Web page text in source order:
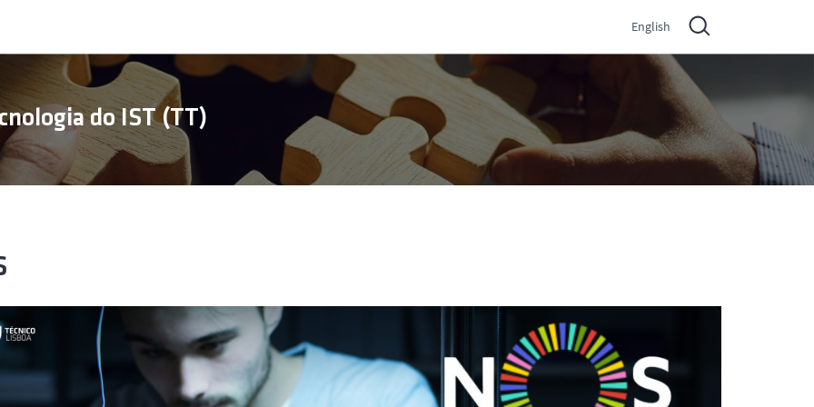
English
do IST (TT)